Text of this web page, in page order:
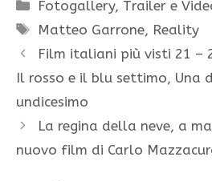
Fotogallery, Trailer e
Tag
Matteo Garrone, Reality
Film italiani più visti 21 –
Il rosso e il blu settimo, Una
undicesimo
La regina della neve, a
nuovo film di Carlo